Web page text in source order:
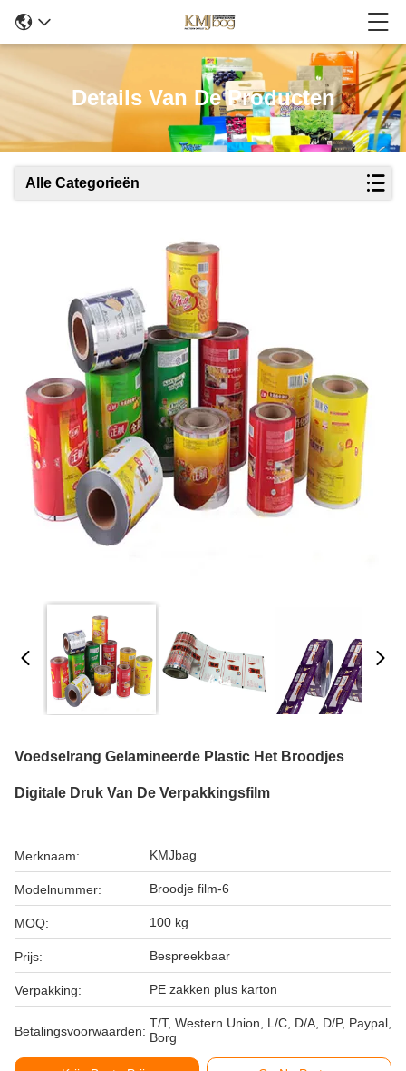
Details Van De Producten
Alle Categorieën
Voedselrang Gelamineerde Plastic Het Broodjes
Digitale Druk Van De Verpakkingsfilm
Merknaam: KMJbag
Modelnummer: Broodje film-6
MOQ: 100 kg
Prijs: Bespreekbaar
Verpakking: PE zakken plus karton
Betalingsvoorwaarden:
T/T, Western Union, L/C, D/A, D/P, Paypal,
Borg